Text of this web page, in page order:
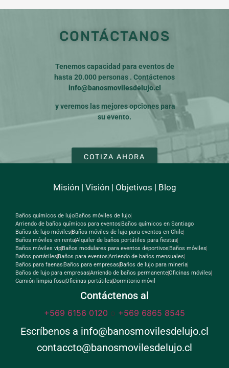
CONTÁCTANOS
Tenemos capacidad para eventos de
hasta 20.000 personas . Contáctenos
info@banosmovilesdelujo.cl
y veremos las mejores opciones para
su evento.
COTIZA AHORA
Misión| Visión| Objetivos | Blog
Baños químicos de lujoBaños móviles de lujo
Arriendo de baños químicos para eventos Baños químicos en Santiago
Baños de lujo móviles Baños móviles de lujo para eventos en Chile
Baños móviles en rentaAlquiler de baños portátiles para fiestas
Baños móviles vipBaños modulares para eventos deportivos Baños móviles
Baños portátiles Baños para eventosArriendo de baños mensuales
Baños para faenas Baños para empresas Baños de lujo para mineria
Baños de lujo para empresasArriendo de baños permanenteOficinas móviles
Camión limpia fosaOficinas portátiles Dormitorio móvil
Contáctenos al
+569 6156 0120 o +569 6865 8545
Escríbenos a info@banosmovilesdelujo.cl
contaccto@banosmovilesdelujo.cl